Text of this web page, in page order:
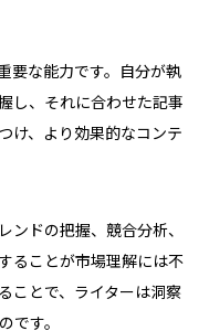
要な能力です。自分が執
し、それに合わせた記事
け、より効果的なコンテ
ンドの把握、競合分析、
ることが市場理解には不
ことで、ライターは洞察
です。